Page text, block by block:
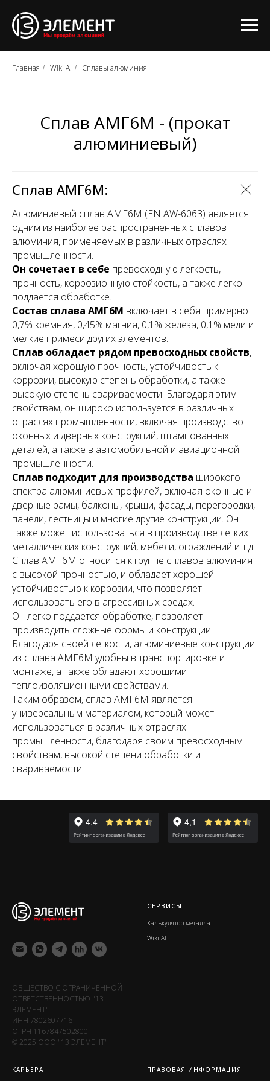
Главная / Wiki Al / Сплавы алюминия
Сплав АМГ6М - (прокат
алюминиевый)
Сплав АМГ6М:
Алюминиевый сплав АМГ6М (EN AW-6063) является
одним из наиболее распространенных сплавов
алюминия, применяемых в различных отраслях
промышленности.
Он сочетает в себе превосходную легкость,
прочность, коррозионную стойкость, а также легко
поддается обработке.
Состав сплава АМГ6М включает в себя примерно
0,7% кремния, 0,45% магния, 0,1% железа, 0,1% меди и
мелкие примеси других элементов.
Сплав обладает рядом превосходных свойств,
включая хорошую прочность, устойчивость к
коррозии, высокую степень обработки, а также
высокую степень свариваемости. Благодаря этим
свойствам, он широко используется в различных
отраслях промышленности, включая производство
оконных и дверных конструкций, штампованных
деталей, а также в автомобильной и авиационной
промышленности.
Сплав подходит для производства широкого
спектра алюминиевых профилей, включая оконные и
дверные рамы, балконы, крыши, фасады, перегородки,
панели, лестницы и многие другие конструкции. Он
также может использоваться в производстве легких
металлических конструкций, мебели, ограждений и т.д.
Сплав АМГ6М относится к группе сплавов алюминия
с высокой прочностью, и обладает хорошей
устойчивостью к коррозии, что позволяет
использовать его в агрессивных средах.
Он легко поддается обработке, позволяет
производить сложные формы и конструкции.
Благодаря своей легкости, алюминиевые конструкции
из сплава АМГ6М удобны в транспортировке и
монтаже, а также обладают хорошими
теплоизоляционными свойствами.
Таким образом, сплав АМГ6М является
универсальным материалом, который может
использоваться в различных отраслях
промышленности, благодаря своим превосходным
свойствам, высокой степени обработки и
свариваемости.
ОБЩЕСТВО С ОГРАНИЧЕННОЙ
ОТВЕТСТВЕННОСТЬЮ "13
ЭЛЕМЕНТ"
ИНН 7802607716
ОГРН 1167847502800
© 2025 ООО "13 ЭЛЕМЕНТ"
СЕРВИСЫ
Калькулятор металла
Wiki Al
КАРЬЕРА ПРАВОВАЯ ИНФОРМАЦИЯ